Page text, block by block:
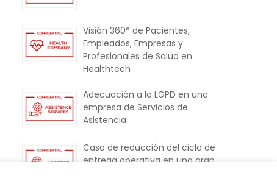
Visión 360° de Pacientes,
Empleados, Empresas y
Profesionales de Salud en
Healthtech
Adecuación a la LGPD en una
empresa de Servicios de
Asistencia
Caso de reducción del ciclo de
entrega operativa en una gran